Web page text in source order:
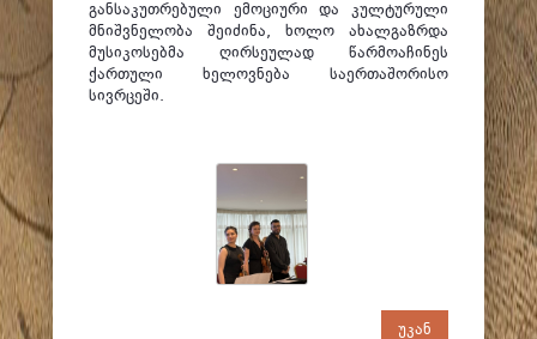
განსაკუთრებული ემოციური და კულტურული
მნიშვნელობა შეიძინა, ხოლო ახალგაზრდა
მუსიკოსებმა ღირსეულად წარმოაჩინეს
ქართული ხელოვნება საერთაშორისო
სივრცეში.
უკან